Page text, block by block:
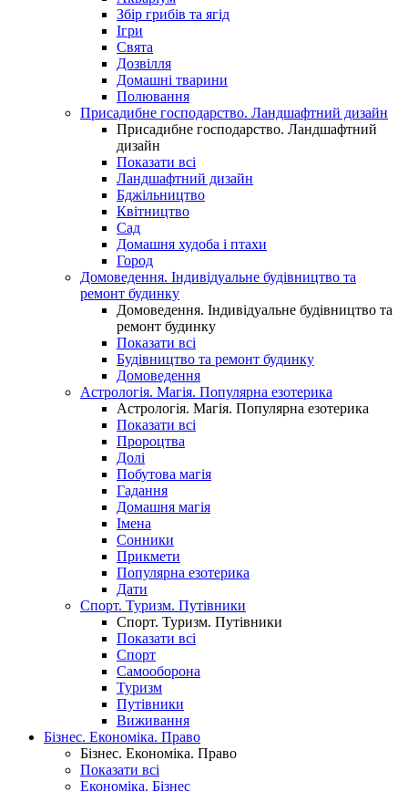
Збір грибів та ягід
Ігри
Свята
Дозвілля
Домашні тварини
Полювання
Присадибне господарство. Ландшафтний дизайн
Присадибне господарство. Ландшафтний
дизайн
Показати всі
Ландшафтний дизайн
Бджільництво
Квітництво
Сад
Домашня худоба і птахи
Город
Домоведення. Індивідуальне будівництво та
ремонт будинку
Домоведення. Індивідуальне будівництво та
ремонт будинку
Показати всі
Будівництво та ремонт будинку
Домоведення
Астрологія. Магія. Популярна езотерика
Астрологія. Магія. Популярна езотерика
Показати всі
Пророцтва
Долі
Побутова магія
Гадання
Домашня магія
Імена
Сонники
Прикмети
Популярна езотерика
Дати
Спорт. Туризм. Путівники
Спорт. Туризм. Путівники
Показати всі
Спорт
Самооборона
Туризм
Путівники
Виживання
Бізнес. Економіка. Право
Бізнес. Економіка. Право
Показати всі
Економіка. Бізнес